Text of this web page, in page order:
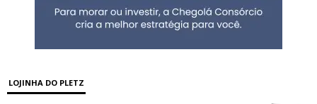
LOJINHA DO PLETZ